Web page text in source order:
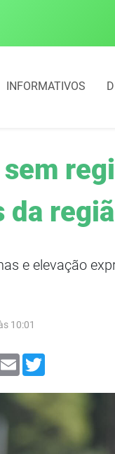
INFORMATIVOS
da
e elevação
10:01
Email